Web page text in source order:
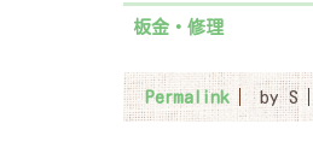
板金・修理
Permalink by S